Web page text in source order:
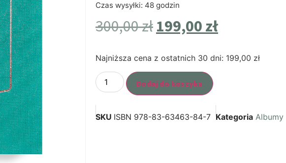
Czas wysyłki: 48 godzin
300,00zł 199,00 zł
Najniższa cena z ostatnich 30 dni: 199,00 zł
Dodaj do koszyka
SKU ISBN 978-83-63463-84-7 Kategoria Albumy